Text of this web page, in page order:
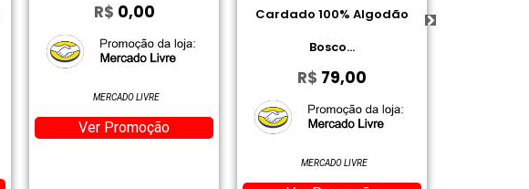
R$ 0,00
Ver Promoção
MERCADO LIVRE
Cardado 100% Algodão
Bosco...
R$ 79,00
MERCADO LIVRE